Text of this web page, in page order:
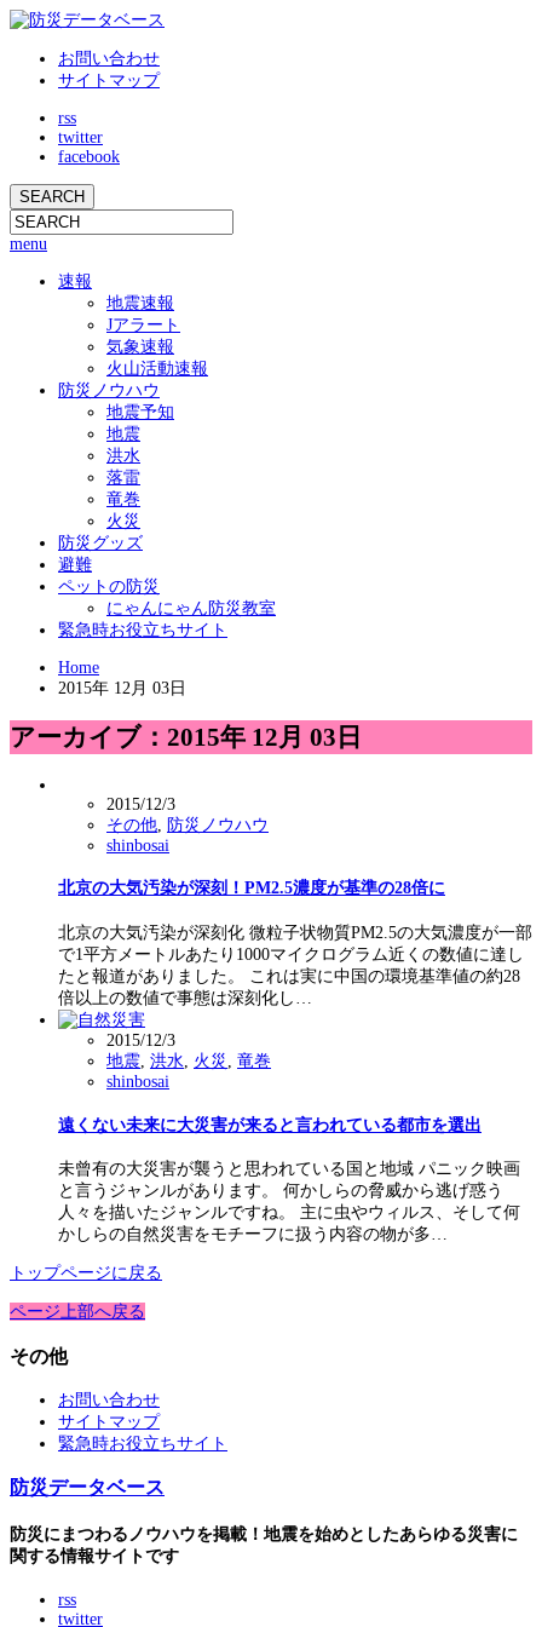
お問い合わせ
サイトマップ
rss
twitter
facebook
menu
速報
地震速報
Jアラート
気象速報
火山活動速報
防災ノウハウ
地震予知
地震
洪水
落雷
竜巻
火災
防災グッズ
避難
ペットの防災
にゃんにゃん防災教室
緊急時お役立ちサイト
Home
2015年 12月 03日
アーカイブ：2015年 12月 03日
2015/12/3
その他
防災ノウハウ
shinbosai
北京の大気汚染が深刻！PM2.5濃度が基準の28倍に
北京の大気汚染が深刻化 微粒子状物質PM2.5の大気濃度が一部
で1平方メートルあたり1000マイクログラム近くの数値に達し
たと報道がありました。 これは実に中国の環境基準値の約28
倍以上の数値で事態は深刻化し…
2015/12/3
地震, 洪水, 火災 , 竜巻
shinbosai
遠くない未来に大災害が来ると言われている都市を選出
未曾有の大災害が襲うと思われている国と地域 パニック映画
と言うジャンルがあります。 何かしらの脅威から逃げ惑う
人々を描いたジャンルですね。 主に虫やウィルス、そして何
かしらの自然災害をモチーフに扱う内容の物が多…
トップページに戻る
ページ上部へ戻る
その他
お問い合わせ
サイトマップ
緊急時お役立ちサイト
防災データベース
防災にまつわるノウハウを掲載！地震を始めとしたあらゆる災害に
関する情報サイトです
rss
twitter